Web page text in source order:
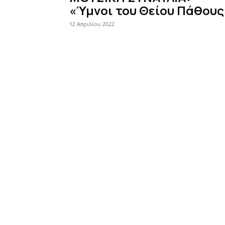
«Ύμνοι του Θείου
12 Απριλίου 2022